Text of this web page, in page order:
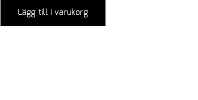
Lägg till i varukorg